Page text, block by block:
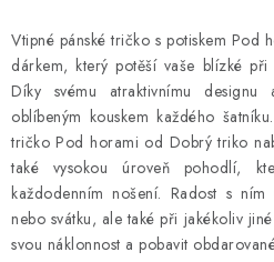
Vtipné pánské tričko s potiskem Pod
dárkem, který potěší vaše blízké
Díky svému atraktivnímu
oblíbeným kouskem každého
tričko Pod horami od Dobrý triko
také vysokou úroveň pohodlí,
každodenním nošení. Radost s
nebo svátku, ale také při jakékoliv
svou náklonnost a pobavit